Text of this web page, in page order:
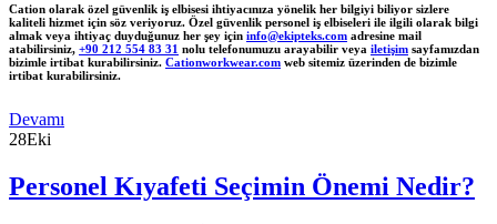
Cation olarak özel güvenlik iş elbisesi ihtiyacınıza yönelik her bilgiyi biliyor sizlere
kaliteli hizmet için söz veriyoruz. Özel güvenlik personel iş elbiseleri ile ilgili olarak bilgi
almak veya ihtiyaç duyduğunuz her şey için info@ekipteks.com adresine mail
atabilirsiniz, +90 212 554 83 31 nolu telefonumuzu arayabilir veya iletişim sayfamızdan
bizimle irtibat kurabilirsiniz. Cationworkwear.com web sitemiz üzerinden de bizimle
irtibat kurabilirsiniz.
Devamı
28Eki
Personel Kıyafeti Seçimin Önemi Nedir?